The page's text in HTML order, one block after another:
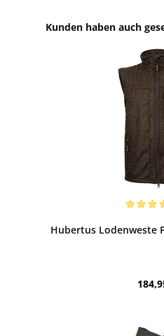
Produktgalerie überspringen
Kunden haben auch
Hubertus Lodenweste